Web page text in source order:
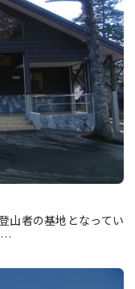
山者の基地となってい
…